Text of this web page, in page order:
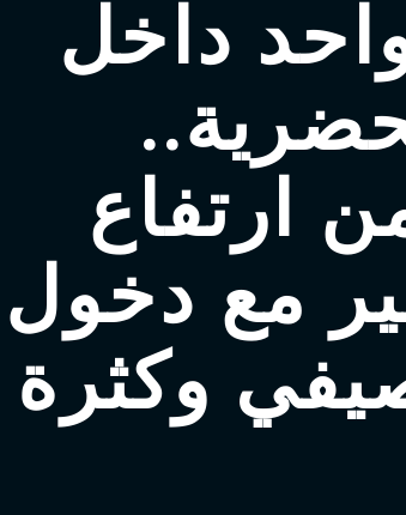
داخل
ارتفاع
مع دخول
وكثرة